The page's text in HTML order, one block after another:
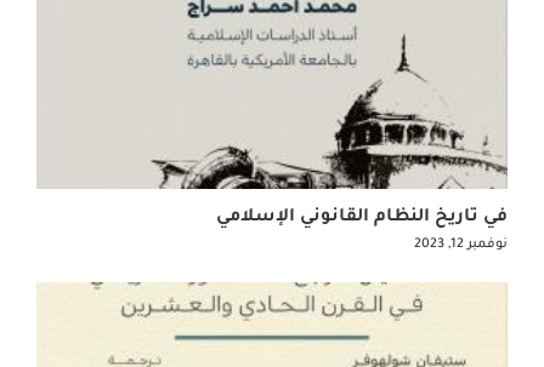
في تاريخ النظام القانوني الإسلامي
نوفمبر 12, 2023